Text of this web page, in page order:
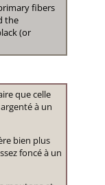
fibers
the
(or
que celle
à un
bien plus
foncé à un